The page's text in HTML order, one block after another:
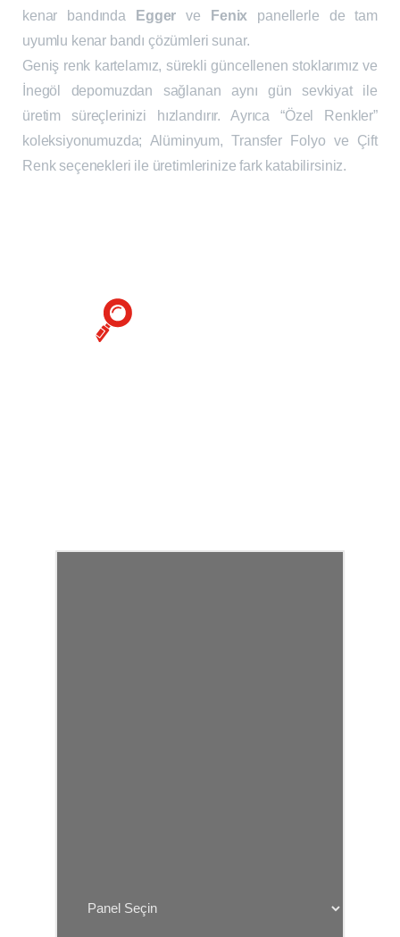
kenar bandında
Egger ve Fenix panellerle de tam
uyumlu kenar bandı çözümleri sunar.
Geniş renk kartelamız, sürekli güncellenen stoklarımız ve
İnegöl depomuzdan sağlanan aynı gün sevkiyat ile
üretim süreçlerinizi hızlandırır. Ayrıca “Özel Renkler”
koleksiyonumuzda; Alüminyum, Transfer Folyo ve Çift
Renk seçenekleri ile üretimlerinize fark katabilirsiniz.